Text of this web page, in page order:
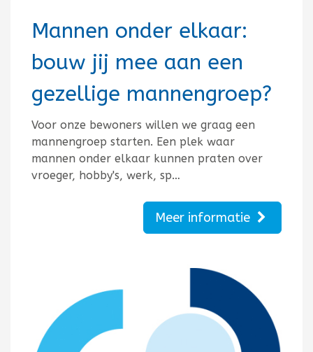
Mannen onder elkaar:
bouw jij mee aan een
gezellige mannengroep?
Voor onze bewoners willen we graag een
mannengroep starten. Een plek waar
mannen onder elkaar kunnen praten over
vroeger, hobby's, werk, sp…
Meer informatie